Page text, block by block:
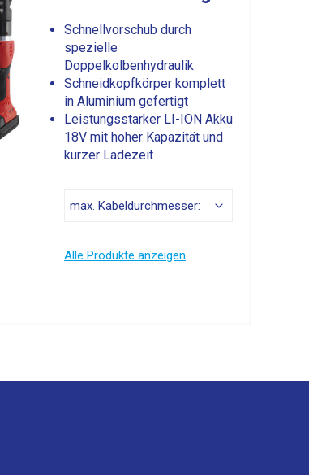
Schnellvorschub durch
spezielle
Doppelkolbenhydraulik
Schneidkopfkörper komplett
in Aluminium gefertigt
Leistungsstarker LI-ION Akku
18V mit hoher Kapazität und
kurzer Ladezeit
Alle Produkte anzeigen